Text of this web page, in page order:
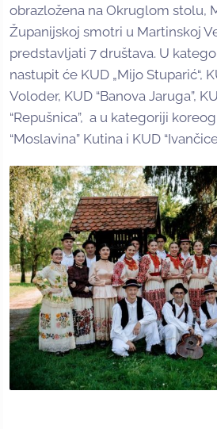
obrazložena na Okruglom stolu,
Županijskoj smotri u Martinskoj
predstavljati 7 društava. U
nastupit će KUD „Mijo Stuparić“,
Voloder, KUD “Banova Jaruga”,
“Repušnica”, a u kategoriji
“Moslavina” Kutina i KUD